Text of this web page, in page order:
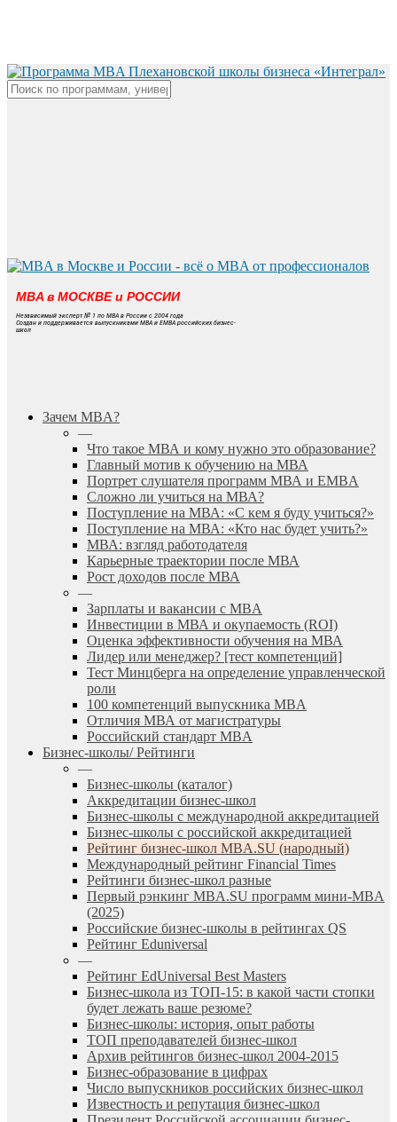
content
MBA в МОСКВЕ и РОССИИ
Независимый эксперт № 1 по MBA в России с 2004 года
Создан и поддерживается выпускниками MBA и EMBA российских бизнес-
школ
search
Menu
Зачем MBA?
—
Что такое МВА и кому нужно это образование?
Главный мотив к обучению на МВА
Портрет слушателя программ МВА и EMBA
Сложно ли учиться на МВА?
Поступление на МВА: «С кем я буду учиться?»
Поступление на МВА: «Кто нас будет учить?»
МВА: взгляд работодателя
Карьерные траектории после МВА
Рост доходов после МВА
—
Зарплаты и вакансии с MBA
Инвестиции в МВА и окупаемость (ROI)
Оценка эффективности обучения на МВА
Лидер или менеджер? [тест компетенций]
Тест Минцберга на определение управленческой
роли
100 компетенций выпускника MBA
Отличия МВА от магистратуры
Российский стандарт MBA
Бизнес-школы/ Рейтинги
—
Бизнес-школы (каталог)
Аккредитации бизнес-школ
Бизнес-школы с международной аккредитацией
Бизнес-школы с российской аккредитацией
Рейтинг бизнес-школ MBA.SU (народный)
Международный рейтинг Financial Times
Рейтинги бизнес-школ разные
Первый рэнкинг MBA.SU программ мини-MBA
(2025)
Российские бизнес-школы в рейтингах QS
Рейтинг Eduniversal
—
Рейтинг EdUniversal Best Masters
Бизнес-школа из ТОП-15: в какой части стопки
будет лежать ваше резюме?
Бизнес-школы: история, опыт работы
ТОП преподавателей бизнес-школ
Архив рейтингов бизнес-школ 2004-2015
Бизнес-образование в цифрах
Число выпускников российских бизнес-школ
Известность и репутация бизнес-школ